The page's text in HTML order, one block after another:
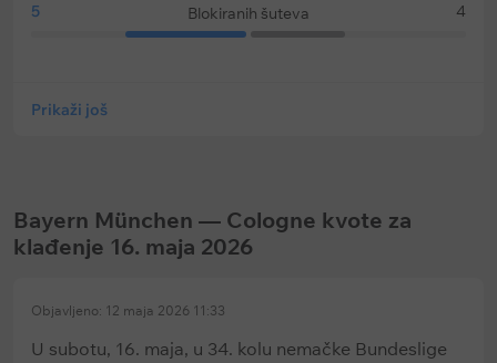
5 Blokiranih šuteva 4
Prikaži još
Bayern München — Cologne kvote za
klađenje 16. maja 2026
Objavljeno: 12 maja 2026 11:33
U subotu, 16. maja, u 34. kolu nemačke Bundeslige